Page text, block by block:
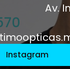
Av.
Instagram